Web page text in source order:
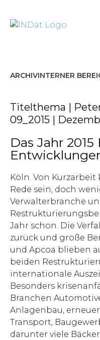
ARCHIVINTERNER
Titelthema |
09_2015 |
Das Jahr
Köln. Von
Rede sein, doch
Verwalterbranche
Jahr schon. Die
zurück und große
und Apcoa blieben
beiden
internationale
Besonders
Branchen
Anlagenbau,
Transport,
darunter viele